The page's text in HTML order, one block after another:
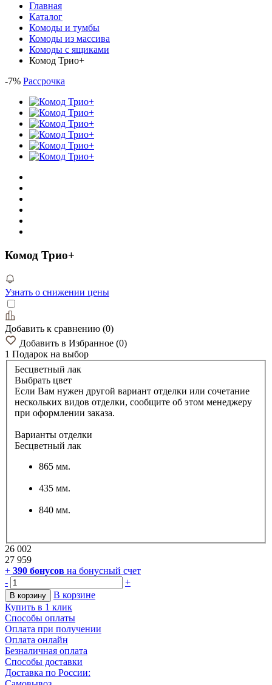
Главная
Каталог
Комоды и тумбы
Комоды из массива
Комоды с ящиками
Комод Трио+
-7% Рассрочка
Комод Трио+
Узнать о снижении цены
Добавить к сравнению (0)
Добавить в Избранное (0)
1 Подарок на выбор
Бесцветный лак
Выбрать цвет
Если Вам нужен другой вариант отделки или сочетание
нескольких видов отделки, сообщите об этом менеджеру
при оформлении заказа.
Варианты отделки
Бесцветный лак
865 мм.
435 мм.
840 мм.
26 002
27 959
+ 390 бонусов на бонусный счет
-
+
В корзину
В корзине
Купить в 1 клик
Способы оплаты
Оплата при получении
Оплата онлайн
Безналичная оплата
Способы доставки
Доставка по России: